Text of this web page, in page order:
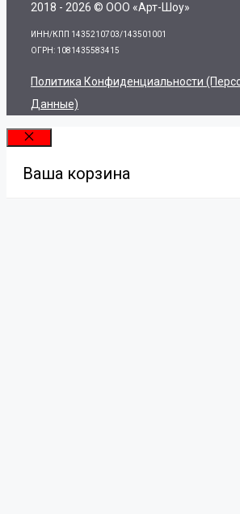
2018 - 2026 © ООО «Арт-Шоу»
ИНН/КПП 1435210703/143501001
ОГРН: 1081435583415
Политика Конфиденциальности
Данные)
Закрыть
Ваша корзина